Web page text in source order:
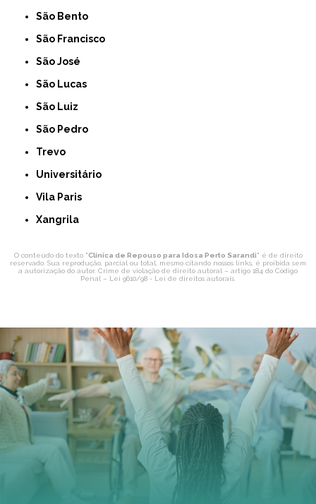
São Bento
São Francisco
São José
São Lucas
São Luiz
São Pedro
Trevo
Universitário
Vila Paris
Xangrila
O conteúdo do texto "Clínica de Repouso para Idosa Perto Sarandi" é de direito
reservado. Sua reprodução, parcial ou total, mesmo citando nossos links, é proibida sem
a autorização do autor. Crime de violação de direito autoral – artigo 184 do Código
Penal – Lei 9610/98 - Lei de direitos autorais